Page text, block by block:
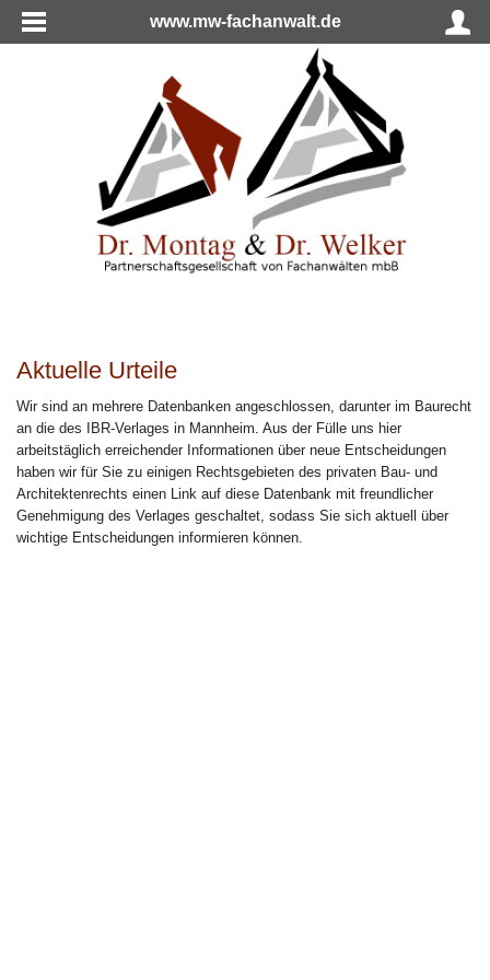
www.mw-fachanwalt.de
Aktuelle Urteile
Wir sind an mehrere Datenbanken angeschlossen, darunter im Baurecht
an die des IBR-Verlages in Mannheim. Aus der Fülle uns hier
arbeitstäglich erreichender Informationen über neue Entscheidungen
haben wir für Sie zu einigen Rechtsgebieten des privaten Bau- und
Architektenrechts einen Link auf diese Datenbank mit freundlicher
Genehmigung des Verlages geschaltet, sodass Sie sich aktuell über
wichtige Entscheidungen informieren können.